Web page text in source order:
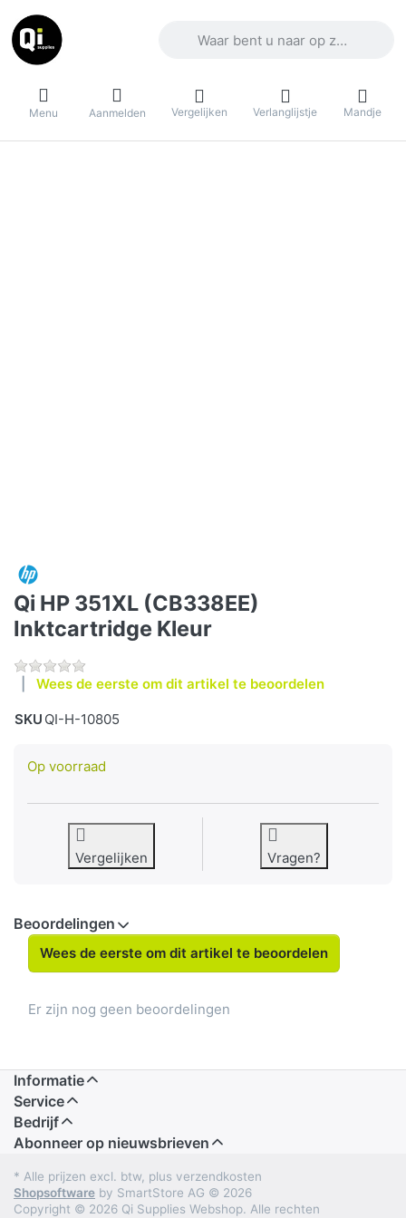
Menu Aanmelden Vergelijken Verlanglijstje Mandje
Qi HP 351XL (CB338EE)
Inktcartridge Kleur
Wees de eerste om dit artikel te beoordelen
SKU QI-H-10805
Op voorraad
Vergelijken Vragen?
Beoordelingen
Wees de eerste om dit artikel te beoordelen
Er zijn nog geen beoordelingen
Informatie
Service
Bedrijf
Abonneer op nieuwsbrieven
* Alle prijzen excl. btw, plus verzendkosten
Shopsoftware by SmartStore AG © 2026
Copyright © 2026 Qi Supplies Webshop. Alle rechten